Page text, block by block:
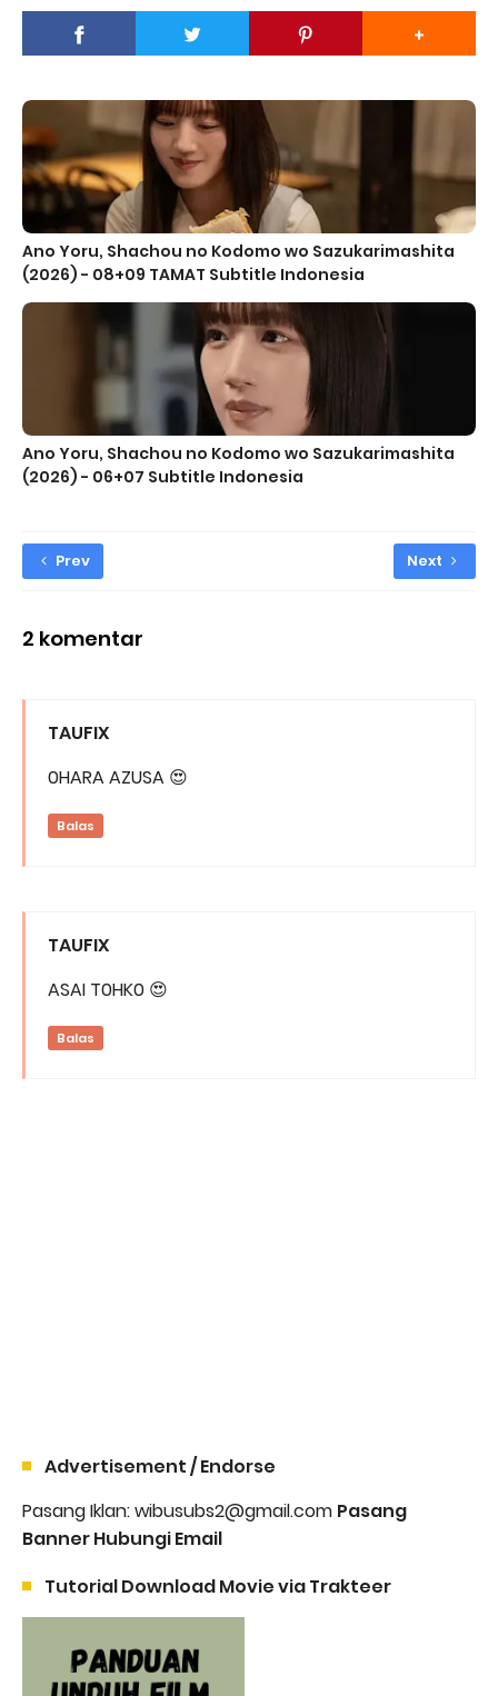
Ano Yoru, Shachou no Kodomo wo Sazukarimashita
(2026) - 08+09 TAMAT Subtitle Indonesia
Ano Yoru, Shachou no Kodomo wo Sazukarimashita
(2026) - 06+07 Subtitle Indonesia
Prev Next
2 komentar
TAUFIX
0HARA AZUSA 😍
Balas
TAUFIX
ASAI T0HK0 😍
Balas
Advertisement / Endorse
Pasang Iklan: wibusubs2@gmail.com Pasang
Banner Hubungi Email
Tutorial Download Movie via Trakteer